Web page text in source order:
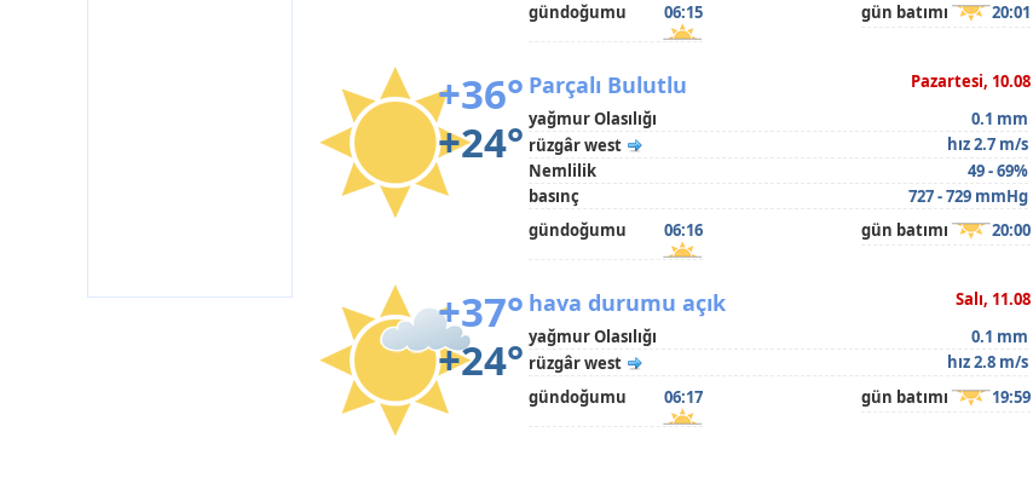
gündoğumu
06:15 gün batımı 20:01
+36°
+24°
Pazartesi, 10.08
Parçalı Bulutlu
yağmur Olasılığı
0.1 mm
rüzgâr west
hız 2.7 m/s
Nemlilik
49 - 69%
basınç
727 - 729 mmHg
gündoğumu
06:16 gün batımı 20:00
+37°
+24°
Salı, 11.08
hava durumu açık
yağmur Olasılığı
0.1 mm
rüzgâr west
hız 2.8 m/s
gündoğumu
06:17 gün batımı 19:59